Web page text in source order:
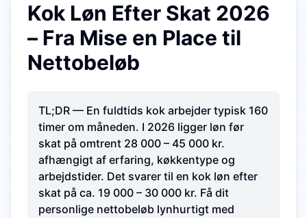
Kok Løn Efter Skat 2026
– Fra Mise en Place til
Nettobeløb
TL;DR — En fuldtids kok arbejder typisk 160
timer om måneden. I 2026 ligger løn før
skat på omtrent 28 000 – 45 000 kr.
afhængigt af erfaring, køkken­type og
arbejdstider. Det svarer til en kok løn efter
skat på ca. 19 000 – 30 000 kr. Få dit
personlige nettobeløb lynhurtigt med